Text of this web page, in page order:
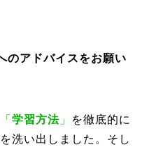
のアドバイスをお願い
学習方法」
を徹底的に
洗い出しました。そし